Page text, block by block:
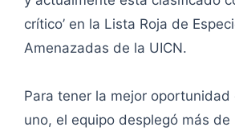
crítico’ en la Lista Roja de
Amenazadas de la UICN.
Para tener la mejor
uno, el equipo desplegó más